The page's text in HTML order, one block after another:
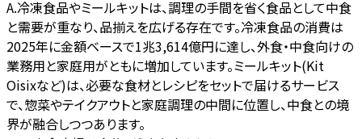
A.冷凍食品やミールキットは、調理の手間を省く食品として中食
と需要が重なり、品揃えを広げる存在です。冷凍食品の消費は
2025年に金額ベースで1兆3,614億円に達し、外食・中食向けの
業務用と家庭用がともに増加しています。ミールキット(Kit
Oisixなど)は、必要な食材とレシピをセットで届けるサービス
で、惣菜やテイクアウトと家庭調理の中間に位置し、中食との境
界が融合しつつあります。